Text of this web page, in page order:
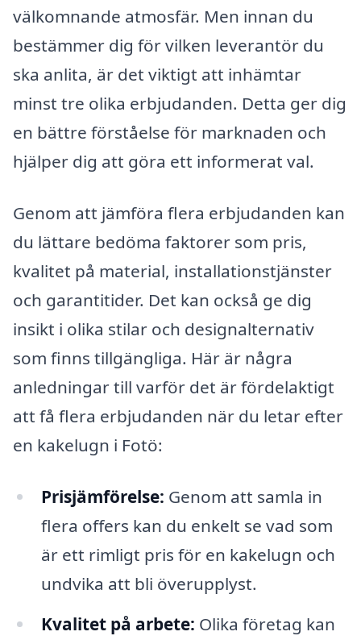
välkomnande atmosfär. Men innan du
bestämmer dig för vilken leverantör du
ska anlita, är det viktigt att inhämtar
minst tre olika erbjudanden. Detta ger dig
en bättre förståelse för marknaden och
hjälper dig att göra ett informerat val.
Genom att jämföra flera erbjudanden kan
du lättare bedöma faktorer som pris,
kvalitet på material, installationstjänster
och garantitider. Det kan också ge dig
insikt i olika stilar och designalternativ
som finns tillgängliga. Här är några
anledningar till varför det är fördelaktigt
att få flera erbjudanden när du letar efter
en kakelugn i Fotö:
Prisjämförelse: Genom att samla in
flera offers kan du enkelt se vad som
är ett rimligt pris för en kakelugn och
undvika att bli överupplyst.
Kvalitet på arbete: Olika företag kan